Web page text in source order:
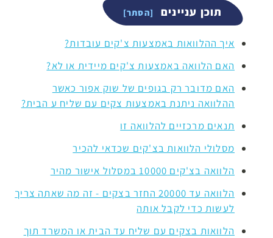
תוכן עניינים
איך ההלוואות באמצעות צ'קים עובדות?
האם הלוואה באמצעות צ'קים מיידית או לא?
האם מדובר רק בגופים של שוק אפור כאשר
ההלוואה ניתנת באמצעות צקים עם שליח ע הבית?
תנאים מרכזיים להלוואה זו
מסלולי הלוואות בצ'קים שכדאי להכיר
הלוואה בצ'קים 10000 במסלול אישור מהיר
הלוואה עד 20000 החזר בצקים - זה מה שאתה צריך
לעשות כדי לקבל אותה
הלוואות בצקים עם שליח עד הבית או המשרד תוך